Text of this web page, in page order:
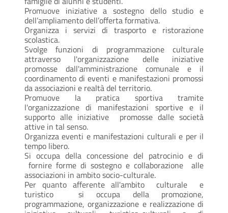
Promuove iniziative a sostegno dello studio e
dell’ampliamento dell’offerta formativa.
Organizza i servizi di trasporto e ristorazione
scolastica.
Svolge funzioni di programmazione culturale
attraverso l'organizzazione delle iniziative
promosse dall'amministrazione comunale e il
coordinamento di eventi e manifestazioni promossi
da associazioni e realtà del territorio.
Promuove la pratica sportiva tramite
l'organizzazione di manifestazioni sportive e il
supporto alle iniziative promosse dalle società
attive in tal senso.
Organizza eventi e manifestazioni culturali e per il
tempo libero.
Si occupa della concessione del patrocinio e di
fornire forme di sostegno e collaborazione alle
associazioni in ambito socio-culturale.
Per quanto afferente all'ambito culturale e
turistico si occupa della promozione,
programmazione, organizzazione e realizzazione di